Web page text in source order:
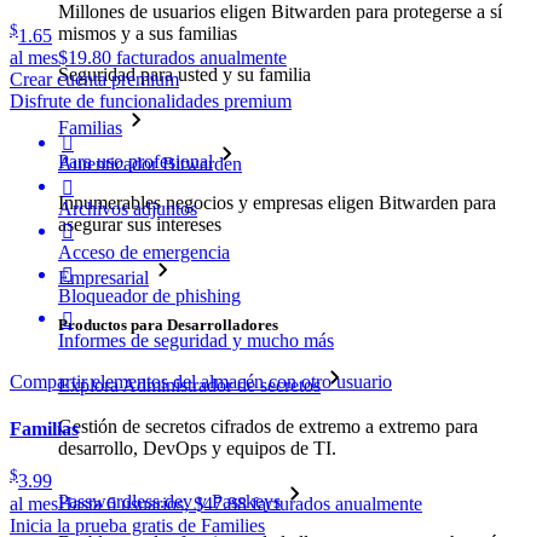
Millones de usuarios eligen Bitwarden para protegerse a sí
mismos y a sus familias
Seguridad para usted y su familia
Familias
Para uso profesional
Innumerables negocios y empresas eligen Bitwarden para
asegurar sus intereses
Empresarial
Productos para Desarrolladores
Explora Administrador de secretos
Gestión de secretos cifrados de extremo a extremo para
desarrollo, DevOps y equipos de TI.
Passwordless.dev y Passkeys
$1.65
al mes$19.80 facturados anualmente
Crear cuenta premium
Disfrute de funcionalidades premium

Autenticador Bitwarden

Archivos adjuntos

Acceso de emergencia

Bloqueador de phishing

Informes de seguridad y mucho más
Compartir elementos del almacén con otro usuario
Familias
$3.99
al mesHasta 6 usuarios, $47.88 facturados anualmente
Inicia la prueba gratis de Families